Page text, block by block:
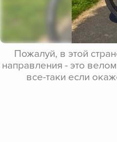
Пожалуй, в этой
направления - это
все-таки если